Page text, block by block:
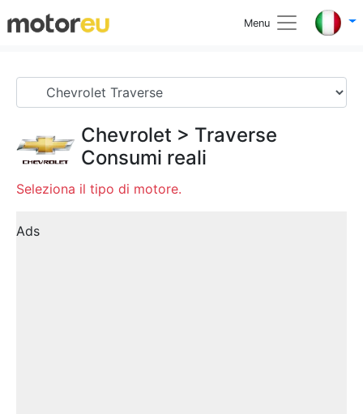
Menu
Chevrolet > Traverse
Consumi reali
Seleziona il tipo di motore.
Ads